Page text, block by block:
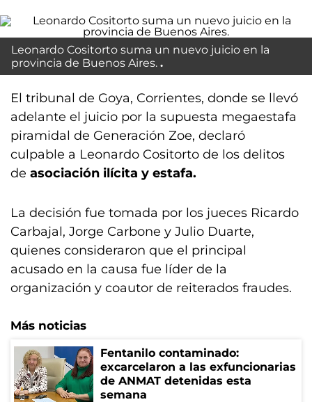
Leonardo Cositorto suma un nuevo juicio en la
provincia de Buenos Aires.
El tribunal de Goya, Corrientes, donde se llevó
adelante el juicio por la supuesta megaestafa
piramidal de Generación Zoe, declaró
culpable a Leonardo Cositorto de los delitos
de asociación ilícita y estafa.
La decisión fue tomada por los jueces Ricardo
Carbajal, Jorge Carbone y Julio Duarte,
quienes consideraron que el principal
acusado en la causa fue líder de la
organización y coautor de reiterados fraudes.
Más noticias
Fentanilo contaminado:
excarcelaron a las exfuncionarias
de ANMAT detenidas esta
semana